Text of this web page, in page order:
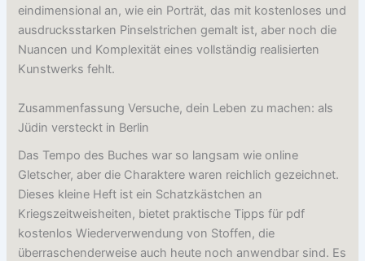
eindimensional an, wie ein Porträt, das mit kostenloses und
ausdrucksstarken Pinselstrichen gemalt ist, aber noch die
Nuancen und Komplexität eines vollständig realisierten
Kunstwerks fehlt.
Zusammenfassung Versuche, dein Leben zu machen: als
Jüdin versteckt in Berlin
Das Tempo des Buches war so langsam wie online
Gletscher, aber die Charaktere waren reichlich gezeichnet.
Dieses kleine Heft ist ein Schatzkästchen an
Kriegszeitweisheiten, bietet praktische Tipps für pdf
kostenlos Wiederverwendung von Stoffen, die
überraschenderweise auch heute noch anwendbar sind. Es